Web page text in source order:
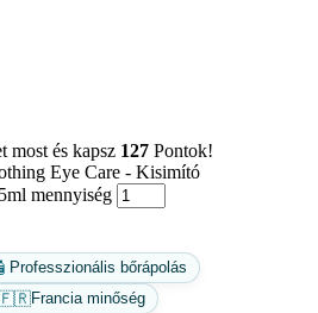
most és kapsz 127 Pontok!
Eye Care - Kisimító
mennyiség
Professzionális bőrápolás
Francia minőség